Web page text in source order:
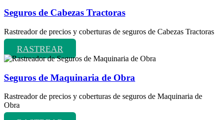
Seguros de Cabezas Tractoras
Rastreador de precios y coberturas de seguros de Cabezas Tractoras
RASTREAR
Seguros de Maquinaria de Obra
Rastreador de precios y coberturas de seguros de Maquinaria de
Obra